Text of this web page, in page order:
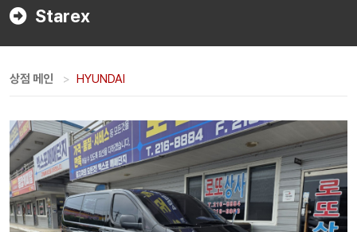
Starex
상점 메인 HYUNDAI